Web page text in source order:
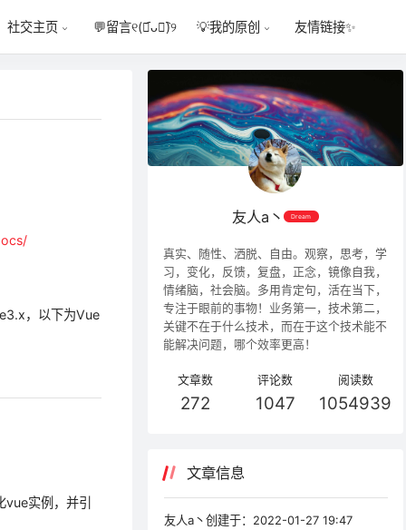
社交主页 💬留言୧(﹒︠ᴗ﹒︡)୨ 💡我的原创 友情链接✨
，以下为Vue
实例，并引
友人a丶 Dream
真实、随性、洒脱、自由。观察，思考，学
习，变化，反馈，复盘，正念，镜像自我，
情绪脑，社会脑。多用肯定句，活在当下，
专注于眼前的事物！业务第一，技术第二，
关键不在于什么技术，而在于这个技术能不
能解决问题，哪个效率更高！
文章数
272
评论数
1047
阅读数
1054939
文章信息
友人a丶创建于： 2022-01-27 19:47